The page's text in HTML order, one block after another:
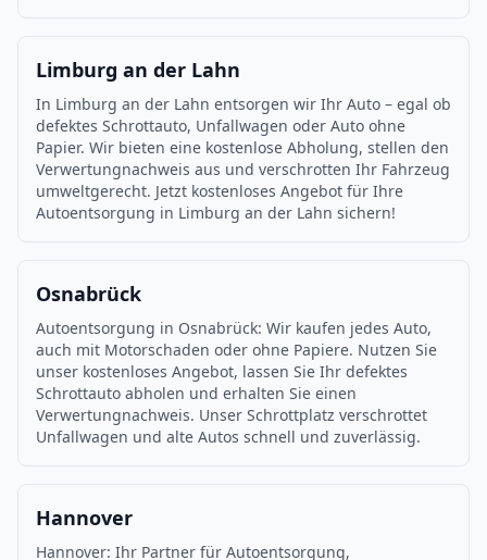
Limburg an der Lahn
In Limburg an der Lahn entsorgen wir Ihr Auto – egal ob
defektes Schrottauto, Unfallwagen oder Auto ohne
Papier. Wir bieten eine kostenlose Abholung, stellen den
Verwertungnachweis aus und verschrotten Ihr Fahrzeug
umweltgerecht. Jetzt kostenloses Angebot für Ihre
Autoentsorgung in Limburg an der Lahn sichern!
Osnabrück
Autoentsorgung in Osnabrück: Wir kaufen jedes Auto,
auch mit Motorschaden oder ohne Papiere. Nutzen Sie
unser kostenloses Angebot, lassen Sie Ihr defektes
Schrottauto abholen und erhalten Sie einen
Verwertungnachweis. Unser Schrottplatz verschrottet
Unfallwagen und alte Autos schnell und zuverlässig.
Hannover
Hannover: Ihr Partner für Autoentsorgung,